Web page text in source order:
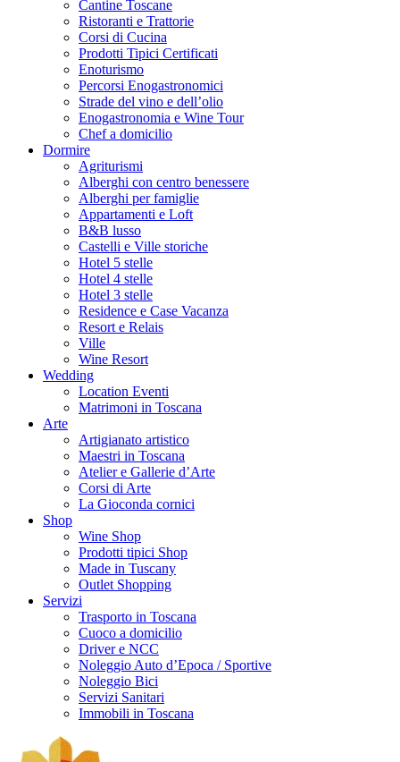
Cantine Toscane
Ristoranti e Trattorie
Corsi di Cucina
Prodotti Tipici Certificati
Enoturismo
Percorsi Enogastronomici
Strade del vino e dell’olio
Enogastronomia e Wine Tour
Chef a domicilio
Dormire
Agriturismi
Alberghi con centro benessere
Alberghi per famiglie
Appartamenti e Loft
B&B lusso
Castelli e Ville storiche
Hotel 5 stelle
Hotel 4 stelle
Hotel 3 stelle
Residence e Case Vacanza
Resort e Relais
Ville
Wine Resort
Wedding
Location Eventi
Matrimoni in Toscana
Arte
Artigianato artistico
Maestri in Toscana
Atelier e Gallerie d’Arte
Corsi di Arte
La Gioconda cornici
Shop
Wine Shop
Prodotti tipici Shop
Made in Tuscany
Outlet Shopping
Servizi
Trasporto in Toscana
Cuoco a domicilio
Driver e NCC
Noleggio Auto d’Epoca / Sportive
Noleggio Bici
Servizi Sanitari
Immobili in Toscana